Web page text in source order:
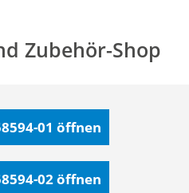
Zubehör-Shop
01 öffnen
02öffnen